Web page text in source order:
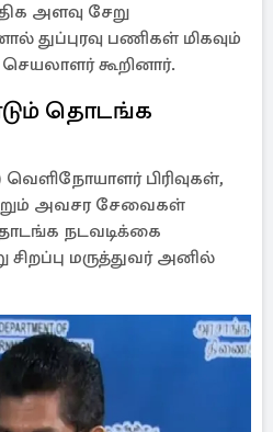
அளவு சேறு
துப்புரவு பணிகள் மிகவும்
கூறினார்.
தொடங்க
வெளிநோயாளர் பிரிவுகள்,
அவசர சேவைகள்
நடவடிக்கை
சிறப்பு மருத்துவர் அனில்